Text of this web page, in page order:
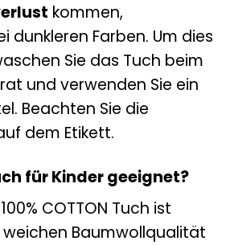
kommen,
dunkleren Farben. Um dies
Sie das Tuch beim
und verwenden Sie ein
Beachten Sie die
dem Etikett.
für Kinder geeignet?
COTTON Tuch ist
Baumwollqualität